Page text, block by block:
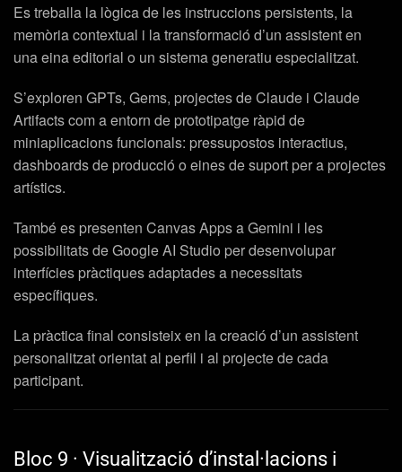
Es treballa la lògica de les instruccions persistents, la
memòria contextual i la transformació d’un assistent en
una eina editorial o un sistema generatiu especialitzat.
S’exploren GPTs, Gems, projectes de Claude i Claude
Artifacts com a entorn de prototipatge ràpid de
miniaplicacions funcionals: pressupostos interactius,
dashboards de producció o eines de suport per a projectes
artístics.
També es presenten Canvas Apps a Gemini i les
possibilitats de Google AI Studio per desenvolupar
interfícies pràctiques adaptades a necessitats
específiques.
La pràctica final consisteix en la creació d’un assistent
personalitzat orientat al perfil i al projecte de cada
participant.
Bloc 9 · Visualització d’instal·lacions i